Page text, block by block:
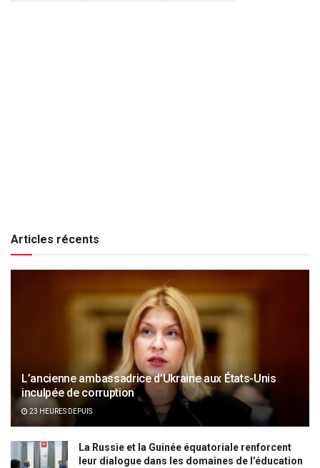
Articles récents
L’ancienne ambassadrice d’Ukraine aux États-Unis
inculpée de corruption
23 HEURES DEPUIS
La Russie et la Guinée équatoriale renforcent
leur dialogue dans les domaines de l’éducation